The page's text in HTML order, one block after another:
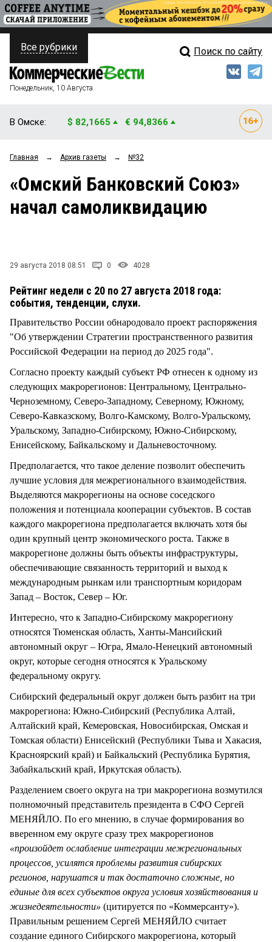
ПОЛИТИКА
ФИНАНСЫ
ОБЩЕСТВО
ЗАКОН
СТИЛЬ ЖИЗНИ
Свежий выпуск
Рейтинги
Блоги
Все рубрики Поиск по сайту
Понедельник, 10 Августа
В Омске: $ 82,1665 € 94,8366
Главная → Архив газеты → №32
«Омский Банковский Союз»
начал самоликвидацию
29 августа 2018 08:51 0 4028
Рейтинг недели с 20 по 27 августа 2018 года:
события, тенденции, слухи.
Правительство России обнародовало проект распоряжения
"Об утверждении Стратегии пространственного развития
Российской Федерации на период до 2025 года".
Согласно проекту каждый субъект РФ отнесен к одному из
следующих макрорегионов: Центральному, Центрально-
Черноземному, Северо-Западному, Северному, Южному,
Северо-Кавказскому, Волго-Камскому, Волго-Уральскому,
Уральскому, Западно-Сибирскому, Южно-Сибирскому,
Енисейскому, Байкальскому и Дальневосточному.
Предполагается, что такое деление позволит обеспечить
лучшие условия для межрегионального взаимодействия.
Выделяются макрорегионы на основе соседского
положения и потенциала кооперации субъектов. В состав
каждого макрорегиона предполагается включать хотя бы
один крупный центр экономического роста. Также в
макрорегионе должны быть объекты инфраструктуры,
обеспечивающие связанность территорий и выход к
международным рынкам или транспортным коридорам
Запад – Восток, Север – Юг.
Интересно, что к Западно-Сибирскому макрорегиону
относятся Тюменская область, Ханты-Мансийский
автономный округ – Югра, Ямало-Ненецкий автономный
округ, которые сегодня относятся к Уральскому
федеральному округу.
Сибирский федеральный округ должен быть разбит на три
макрорегиона: Южно-Сибирский (Республика Алтай,
Алтайский край, Кемеровская, Новосибирская, Омская и
Томская области) Енисейский (Республики Тыва и Хакасия,
Красноярский край) и Байкальский (Республика Бурятия,
Забайкальский край, Иркутская область).
Разделением своего округа на три макрорегиона возмутился
полномочный представитель президента в СФО Сергей
МЕНЯЙЛО. По его мнению, в случае формирования во
вверенном ему округе сразу трех макрорегионов
«произойдет ослабление интеграции межрегиональных
процессов, усилятся проблемы развития сибирских
регионов, нарушатся и так достаточно сложные, но
единые для всех субъектов округа условия хозяйствования и
жизнедеятельности» (цитируется по «Коммерсанту»).
Правильным решением Сергей МЕНЯЙЛО считает
создание единого Сибирского макрорегиона, который